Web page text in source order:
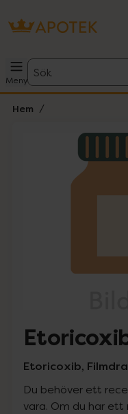
Meny
Sök
Hem
Lista: .
Etoricoxib,
Du behöver ett
vara. Om du har